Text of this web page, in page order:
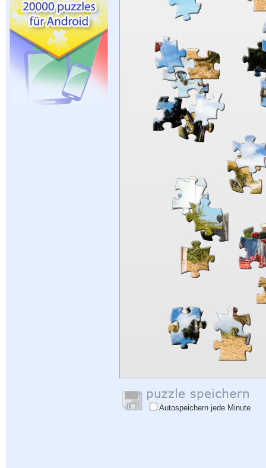
Autospeichern jede Minute